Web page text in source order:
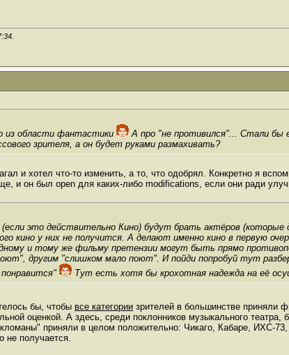
из области фантастики
А про "не противился"... Стали бы
зрителя, а он будет руками размахивать?
и хотел что-то изменить, а то, что одобрял. Конкретно я
и он был open для каких-либо modifications, если они ради
(если это действительно Кино) будут брать актёров
кино у них не получится. А делают именно кино в первую
и тому же фильму претензии могут быть прямо
другим "слишком мало поют". И пойди попробуй тут
Тут есть хотя бы крохотная надежда на её
бы, чтобы все категории зрителей в большинстве приняли
оценкой. А здесь, среди поклонников музыкального
приняли в целом положительно: Чикаго, Кабаре, ИХС-
не получается.